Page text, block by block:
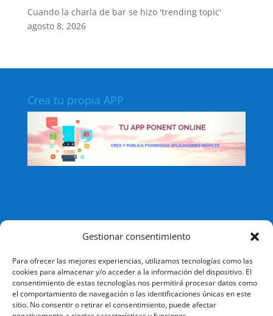
Gestionar consentimiento
Para ofrecer las mejores experiencias, utilizamos tecnologías como las
cookies para almacenar y/o acceder a la información del dispositivo. El
consentimiento de estas tecnologías nos permitirá procesar datos como
el comportamiento de navegación o las identificaciones únicas en este
sitio. No consentir o retirar el consentimiento, puede afectar
Cuando la charla de bar se hizo 'trending topic'
agosto 8, 2026
Crea tu propia APP